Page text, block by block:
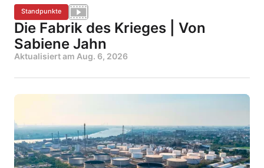
Standpunkte
Die Fabrik des Krieges | Von
Sabiene Jahn
Aktualisiert am Aug. 6, 2026